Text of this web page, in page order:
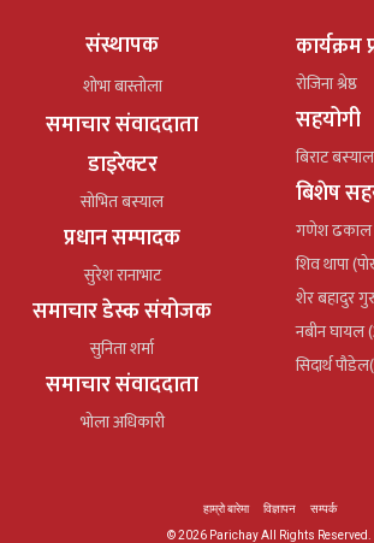
संस्थापक
शोभा बास्तोला
समाचार संवाददाता
डाइरेक्टर
सोभित बस्याल
प्रधान सम्पादक
सुरेश रानाभाट
समाचार डेस्क संयोजक
सुनिता शर्मा
समाचार संवाददाता
भोला अधिकारी
कार्यक्रम
रोजिना श्रेष्ठ
सहयोगी
बिराट बस्याल
बिशेष
गणेश ढकाल
शिव थापा
शेर बहादुर
नबीन घायल
सिदार्थ
हाम्रो बारेमा विज्ञापन
सम्पर्क
© 2026 Parichay All Rights Reserved.